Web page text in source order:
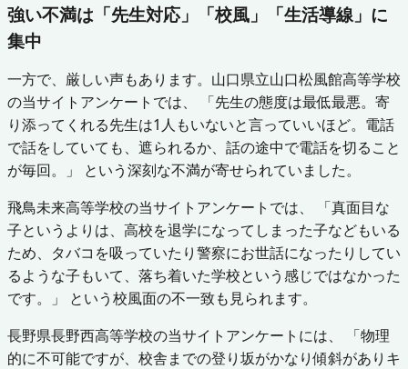
強い不満は「先生対応」「校風」「生活導線」に
集中
一方で、厳しい声もあります。山口県立山口松風館高等学校
の当サイトアンケートでは、 「先生の態度は最低最悪。寄
り添ってくれる先生は1人もいないと言っていいほど。電話
で話をしていても、遮られるか、話の途中で電話を切ること
が毎回。」 という深刻な不満が寄せられていました。
飛鳥未来高等学校の当サイトアンケートでは、 「真面目な
子というよりは、高校を退学になってしまった子などもいる
ため、タバコを吸っていたり警察にお世話になったりしてい
るような子もいて、落ち着いた学校という感じではなかった
です。」 という校風面の不一致も見られます。
長野県長野西高等学校の当サイトアンケートには、 「物理
的に不可能ですが、校舎までの登り坂がかなり傾斜がありキ